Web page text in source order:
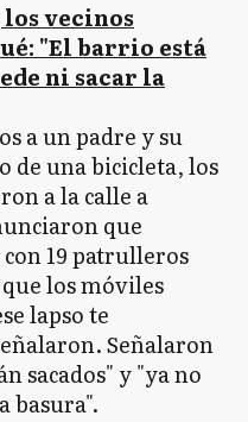
los vecinos
"El barrio está
ni sacar la
a un padre y su
de una bicicleta, los
a la calle a
que
19 patrulleros
los móviles
lapso te
Señalaron
sacados" y "ya no
basura".